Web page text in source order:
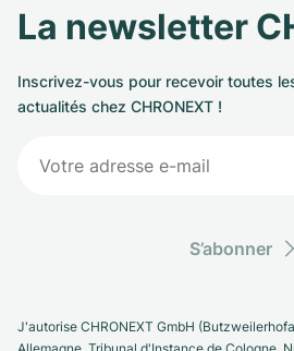
La newsletter
Inscrivez-vous pour recevoir toutes
actualités chez CHRONEXT !
S’abonner
J'autorise CHRONEXT GmbH